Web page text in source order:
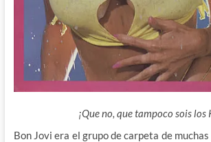
¡Que no, que tampoco sois los
Bon Jovi era el grupo de carpeta de